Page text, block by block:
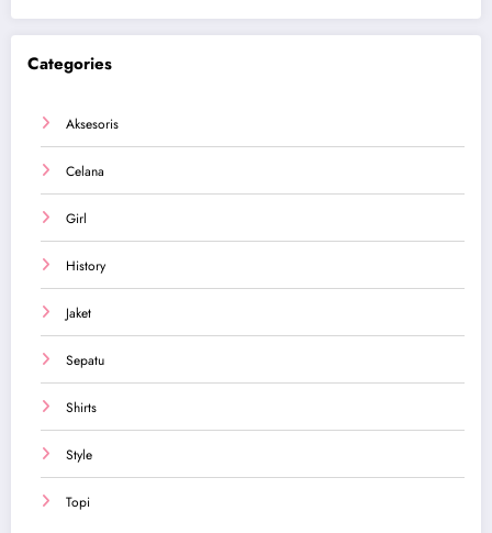
Categories
Aksesoris
Celana
Girl
History
Jaket
Sepatu
Shirts
Style
Topi